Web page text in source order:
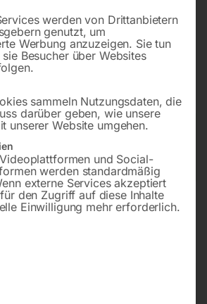
(Österreich):€0,00
Versandkosten gelten für Österreich.
abweichen.
In den Warenkorb
werden von Drittanbietern
genutzt, um
Werbung anzuzeigen. Sie tun
Besucher über Websites
sammeln Nutzungsdaten, die
darüber geben, wie unsere
unserer Website umgehen.
und Social-
werden standardmäßig
externe Services akzeptiert
den Zugriff auf diese Inhalte
Einwilligung mehr erforderlich.